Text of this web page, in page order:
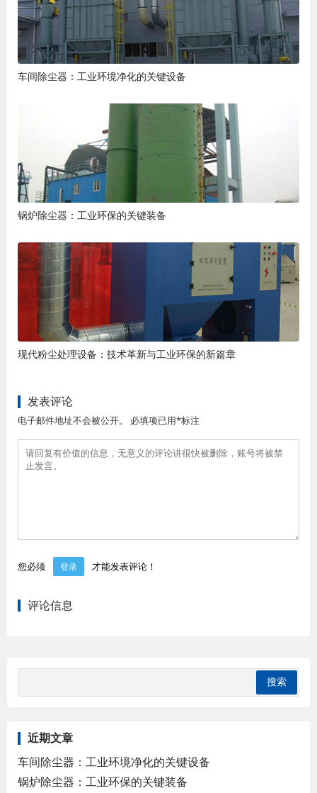
车间除尘器：工业环境净化的关键设备
锅炉除尘器：工业环保的关键装备
现代粉尘处理设备：技术革新与工业环保的新篇章
发表评论
电子邮件地址不会被公开。 必填项已用*标注
您必须 登录 才能发表评论！
评论信息
近期文章
车间除尘器：工业环境净化的关键设备
锅炉除尘器：工业环保的关键装备